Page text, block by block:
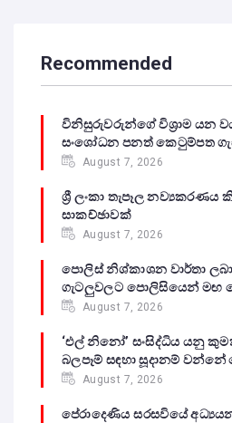
Recommended
විනිසුරුවරුන්ගේ විශ්‍රාම යන
සංශෝධන පනත් කෙටුම්පත
August 7, 2026
ශ්‍රී ලංකා තැපෑල නව්‍යකරණය
සාකච්ඡාවක්
August 7, 2026
පොලිස් නිශ්කාශන වාර්තා
ගැටලුවලට පොලිසියෙන් මඟ
August 7, 2026
‘එල් නිනෝ’ සංසිද්ධිය යනු
බලපෑම් සඳහා සූදානම් වන්නේ
August 7, 2026
පේරාදෙණිය සරසවියේ